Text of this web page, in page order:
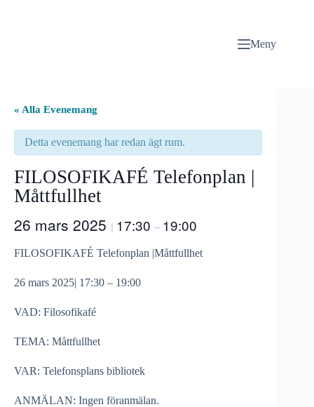
Meny
« Alla Evenemang
Detta evenemang har redan ägt rum.
FILOSOFIKAFÉ Telefonplan |
Måttfullhet
26 mars 2025 | 17:30 – 19:00
FILOSOFIKAFÉ Telefonplan |Måttfullhet
26 mars 2025| 17:30 – 19:00
VAD: Filosofikafé
TEMA: Måttfullhet
VAR: Telefonsplans bibliotek
ANMÄLAN: Ingen föranmälan.